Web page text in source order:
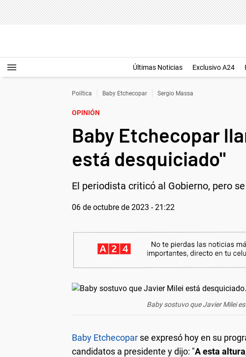
Últimas Noticias Exclusivo A24
Política Baby Etchecopar Sergio Massa
OPINIÓN
Baby Etchecopar
está desquiciado"
El periodista criticó al Gobierno, pero
06 de octubre de 2023 - 21:22
Baby sostuvo que Javier Milei
Baby Etchecopar se expresó hoy en su
candidatos a presidente y dijo: "A esta